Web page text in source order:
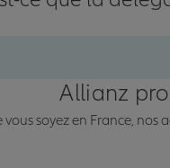
Allianz
vous soyez en France, nos